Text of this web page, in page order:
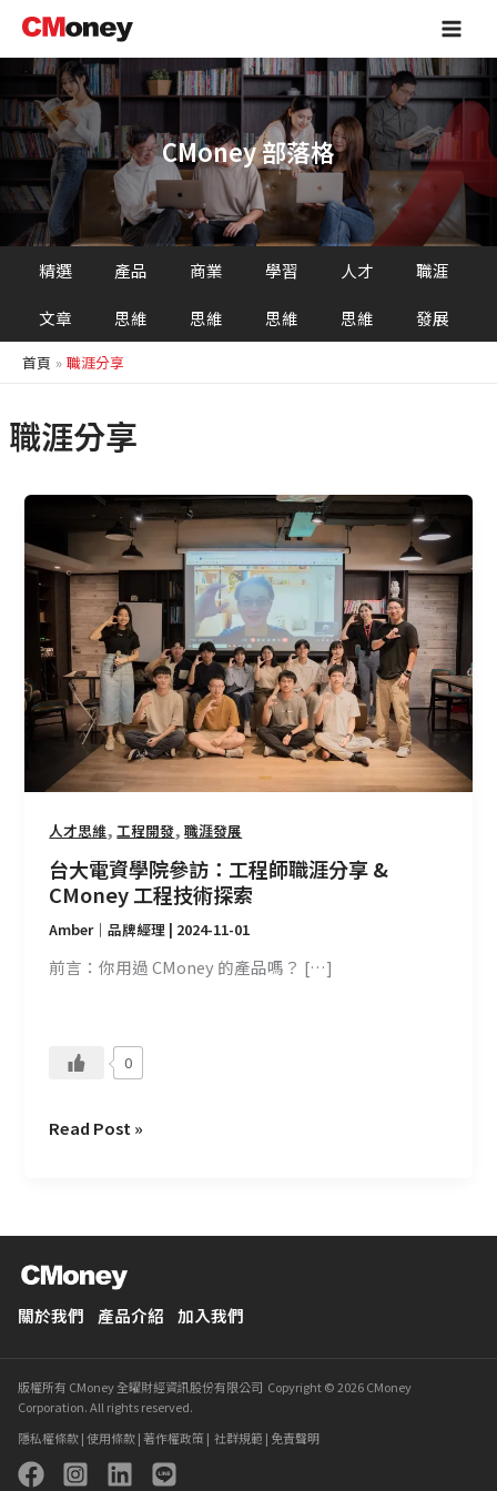
主
容
Main
CMoney 部落格
精選
文章
產品
思維
商業
思維
學習
思維
人才
思維
職涯
發展
首頁 職涯分享
職涯分享
人才思維, 工程開發,職涯發展
台大電資學院參訪：工程師職涯分享 &
CMoney 工程技術探索
Amber｜品牌經理 | 2024-11-01
前言：你用過 CMoney 的產品嗎？ […]
0
電
院
參
訪：
工
師
職
涯
享
&
CMoney
工
Read Post »
關於我們 產品介紹 加入我們
版權所有 CMoney 全曜財經資訊股份有限公司 Copyright © 2026 CMoney
Corporation. All rights reserved.
隱私權條款|使用條款| 著作權政策| 社群規範 | 免責聲明